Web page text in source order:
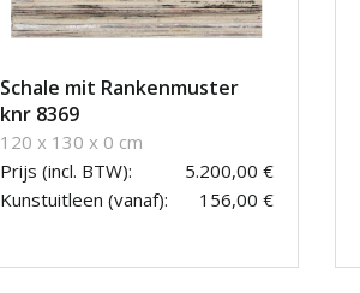
Schale mit Rankenmuster
knr 8369
120 x 130 x 0 cm
Prijs (incl. BTW):
5.200,00 €
Kunstuitleen (vanaf):
156,00 €